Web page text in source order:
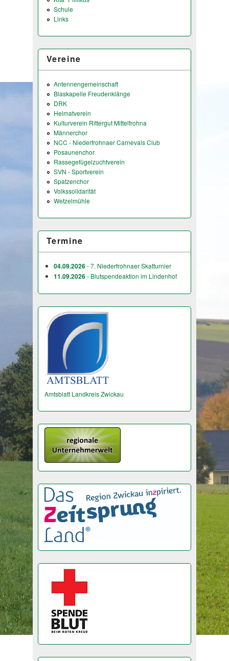
Schule
Links
Vereine
Antennengemeinschaft
Blaskapelle Freudenklänge
DRK
Heimatverein
Kulturverein Rittergut Mittelfrohna
Männerchor
NCC - Niederfrohnaer Carnevals Club
Posaunenchor
Rassegefügelzuchtverein
SVN - Sportverein
Spatzenchor
Volkssolidarität
Wetzelmühle
Termine
04.09.2026- 7. Niederfrohnaer Skatturnier
11.09.2026- Blutspendeaktion im Lindenhof
Amtsblatt Landkreis Zwickau